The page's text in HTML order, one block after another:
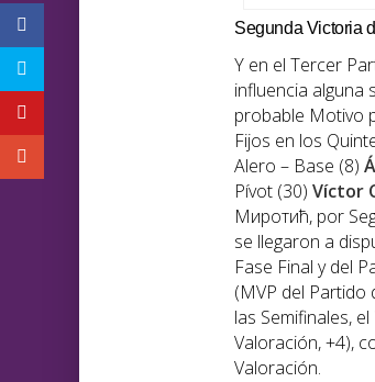
Segunda Victoria
Y en el Tercer
influencia alguna
probable Motivo
Fijos en los
Alero – Base (8)
Pívot (30) Víctor
Миротић, por
se llegaron a
Fase Final y del
(MVP del Partido
las Semifinales, el
Valoración, +4),
Valoración.